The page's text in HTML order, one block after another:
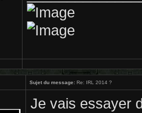
Sujet du message: Re: IRL 2014 ?
Je vais essayer